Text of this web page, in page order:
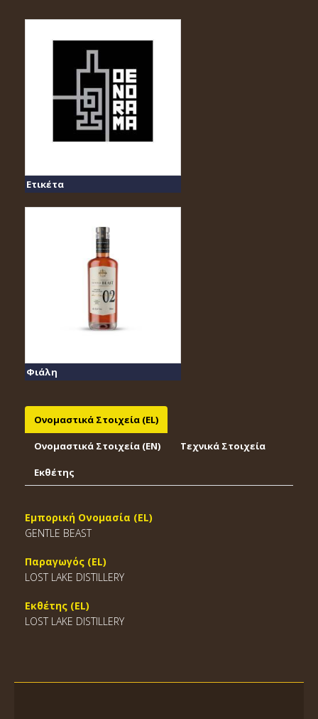
Ετικέτα
Φιάλη
Ονομαστικά Στοιχεία (EL)
Ονομαστικά Στοιχεία (EΝ) Τεχνικά Στοιχεία
Εκθέτης
Εμπορική Ονομασία (EL)
GENTLE BEAST
Παραγωγός (EL)
LOST LAKE DISTILLERY
Εκθέτης (EL)
LOST LAKE DISTILLERY